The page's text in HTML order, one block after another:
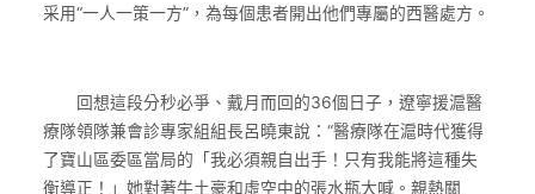
采用“一人一策一方”，為每個患者開出他們專屬的西醫處方。
回想這段分秒必爭、戴月而回的36個日子，遼寧援滬醫
療隊領隊兼會診專家組組長呂曉東說：“醫療隊在滬時代獲得
了寶山區委區當局的「我必須親自出手！只有我能將這種失
衡導正！」她對著牛土豪和虛空中的張水瓶大喊。親熱關